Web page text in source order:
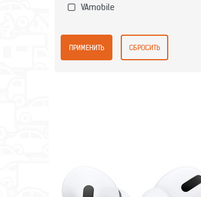
VAmobile
БЕСПРОВОДНЫЕ НАУШНИКИ
AIRPODS PRO, БЕЛЫЙ